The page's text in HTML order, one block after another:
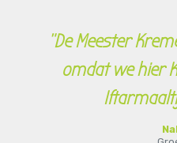
"De Meester
omdat we hier